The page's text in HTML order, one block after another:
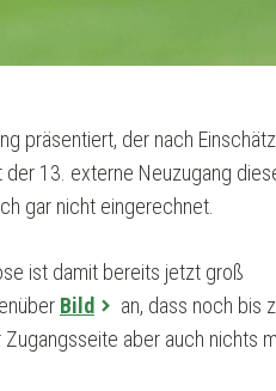
präsentiert, der nach
13. externe Neuzugang
gar nicht eingerechnet.
ist damit bereits jetzt groß
Bild
an, dass noch bis
aber auch nichts